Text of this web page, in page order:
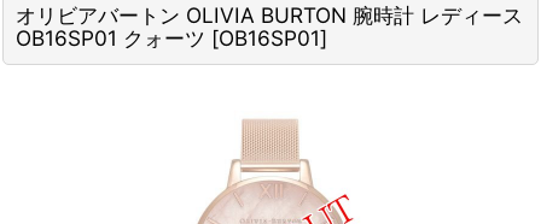
オリビアバートン OLIVIA BURTON 腕時計 レディース
OB16SP01 クォーツ [OB16SP01]